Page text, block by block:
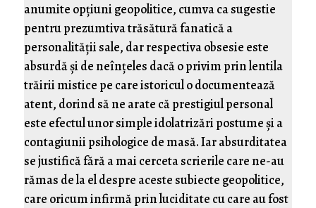
anumite opţiuni geopolitice, cumva ca sugestie
pentru prezumtiva trăsătură fanatică a
personalităţii sale, dar respectiva obsesie este
absurdă şi de neînţeles dacă o privim prin lentila
trăirii mistice pe care istoricul o documentează
atent, dorind să ne arate că prestigiul personal
este efectul unor simple idolatrizări postume şi a
contagiunii psihologice de masă. Iar absurditatea
se justifică fără a mai cerceta scrierile care ne-au
rămas de la el despre aceste subiecte geopolitice,
care oricum infirmă prin luciditate cu care au fost